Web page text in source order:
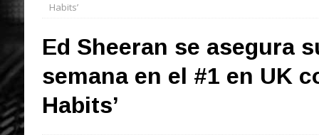
Habits’
Ed Sheeran se asegura
semana en el #1 en UK
Habits’